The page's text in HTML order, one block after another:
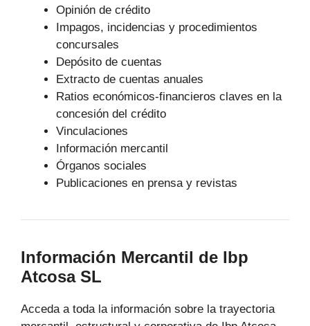
Opinión de crédito
Impagos, incidencias y procedimientos
concursales
Depósito de cuentas
Extracto de cuentas anuales
Ratios económicos-financieros claves en la
concesión del crédito
Vinculaciones
Información mercantil
Órganos sociales
Publicaciones en prensa y revistas
Información Mercantil de Ibp
Atcosa SL
Acceda a toda la información sobre la trayectoria